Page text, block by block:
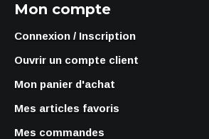
Mon compte
Connexion / Inscription
Ouvrir un compte client
Mon panier d'achat
Mes articles favoris
Mes commandes